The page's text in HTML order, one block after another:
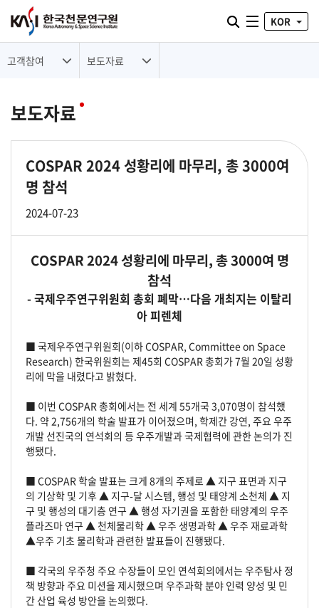
통합검색 열기
전체메뉴
KOR
고객참여 보도자료
보도자료
COSPAR 2024 성황리에 마무리, 총 3000여
명 참석
2024-07-23
COSPAR 2024 성황리에 마무리, 총 3000여 명
참석
- 국제우주연구위원회 총회 폐막…다음 개최지는 이탈리
아 피렌체
■ 국제우주연구위원회(이하 COSPAR, Committee on Space
Research) 한국위원회는 제45회 COSPAR 총회가 7월 20일 성황
리에 막을 내렸다고 밝혔다.
■ 이번 COSPAR 총회에서는 전 세계 55개국 3,070명이 참석했
다. 약 2,756개의 학술 발표가 이어졌으며, 학제간 강연, 주요 우주
개발 선진국의 연석회의 등 우주개발과 국제협력에 관한 논의가 진
행됐다.
■ COSPAR 학술 발표는 크게 8개의 주제로 ▲ 지구 표면과 지구
의 기상학 및 기후 ▲ 지구-달 시스템, 행성 및 태양계 소천체 ▲ 지
구 및 행성의 대기층 연구 ▲ 행성 자기권을 포함한 태양계의 우주
플라즈마 연구 ▲ 천체물리학 ▲ 우주 생명과학 ▲ 우주 재료과학
▲우주 기초 물리학과 관련한 발표들이 진행됐다.
■ 각국의 우주청 주요 수장들이 모인 연석회의에서는 우주탐사 정
책 방향과 주요 미션을 제시했으며 우주과학 분야 인력 양성 및 민
간 산업 육성 방안을 논의했다.